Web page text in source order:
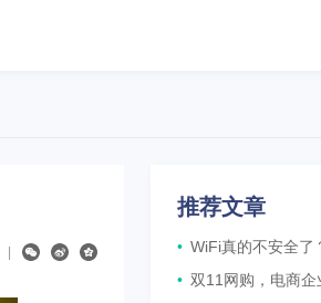
推荐文章
• WiFi真的不安全了
• 双11网购，电商